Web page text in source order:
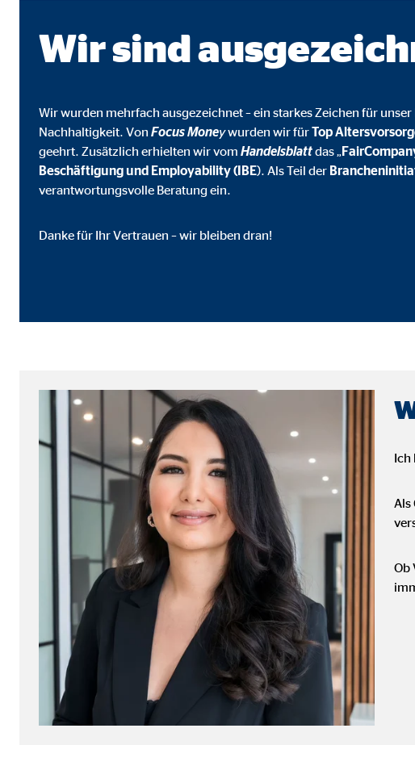
Wir sind
Wir wurden mehrfach ausgezeichnet – ein starkes Zeichen für
Nachhaltigkeit. Von Focus Moneywurden wir fürTop
geehrt. Zusätzlich erhielten wir vom Handelsblattdas „
Beschäftigung und Employability (IBE). Als Teil der
verantwortungsvolle Beratung ein.
Danke für Ihr Vertrauen – wir bleiben dran!
Ich
Als
Ob
Name: google_maps
Zweck: Einbinden von
Cookie Laufzeit: 24 Monate
YouTube | Empfänger: OVB, Google Ireland Ltd.
Name:
Cookie Laufzeit: 24 Monate
Anbieter:
Zweck: Einbinden von
Cookie Laufzeit:
ProvenExpert | Empfänger: OVB, Expert Systems AG
Name:
Anbieter: Expert Systems
Zweck: Darstellung
Cookie Laufzeit: 30 Tage
Vimeo